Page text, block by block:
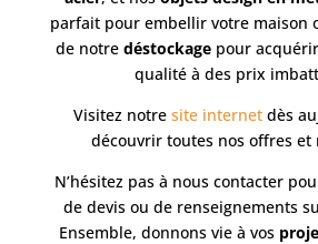
parfait pour embellir votre maison
de notredéstockage pour
qualité à des prix
Visitez notre site internetdès
découvrir toutes nos offres et
N’hésitez pas à nous contacter
de devis ou de renseignements
Ensemble, donnons vie à vos